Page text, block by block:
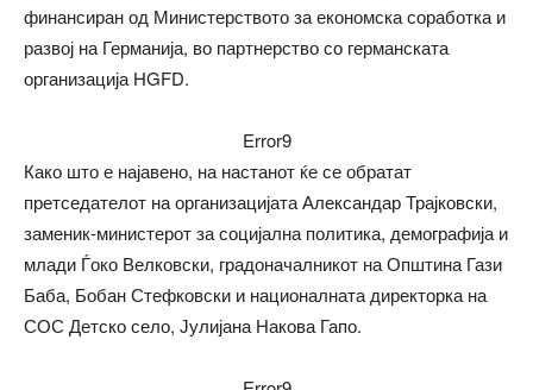
финансиран од Министерството за економска соработка и
развој на Германија, во партнерство со германската
организација HGFD.
Error9
Како што е најавено, на настанот ќе се обратат
претседателот на организацијата Александар Трајковски,
заменик-министерот за социјална политика, демографија и
млади Ѓоко Велковски, градоначалникот на Општина Гази
Баба, Бобан Стефковски и националната директорка на
СОС Детско село, Јулијана Накова Гапо.